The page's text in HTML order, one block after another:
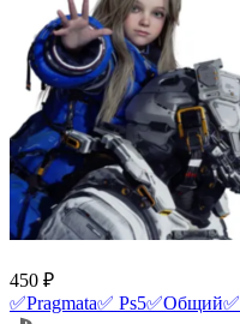
450 ₽
✅Pragmata✅ Ps5✅Общий✅